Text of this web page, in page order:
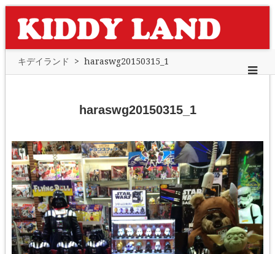
キデイランド > haraswg20150315_1
haraswg20150315_1